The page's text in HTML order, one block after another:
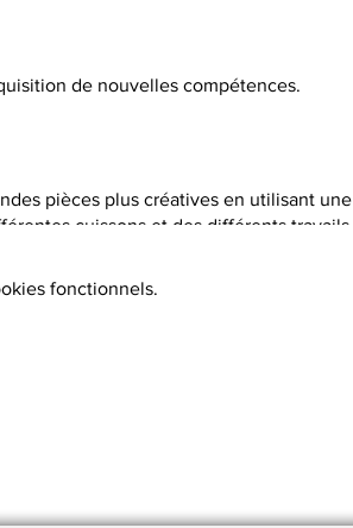
de nouvelles compétences.
pièces plus créatives en utilisant une
cuissons et des différents travails
fonctionnels.